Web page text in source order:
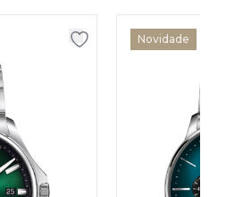
Novidade